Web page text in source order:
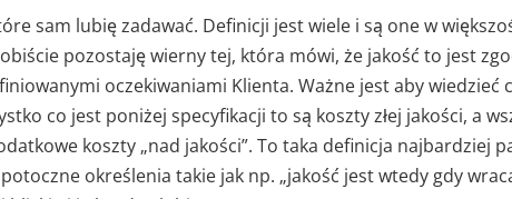
sam lubię zadawać. Definicji jest wiele i są one w
pozostaję wierny tej, która mówi, że jakość to jest
oczekiwaniami Klienta. Ważne jest aby wiedzieć
co jest poniżej specyfikacji to są koszty złej jakości, a
koszty „nad jakości”. To taka definicja najbardziej
określenia takie jak np. „jakość jest wtedy gdy